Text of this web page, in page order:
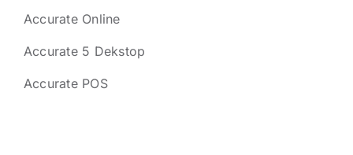
Accurate Online
Accurate 5 Dekstop
Accurate POS